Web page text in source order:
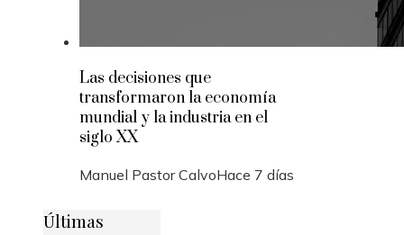
Las decisiones que
transformaron la economía
mundial y la industria en el
siglo XX
Manuel Pastor CalvoHace 7 días
Últimas